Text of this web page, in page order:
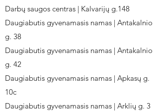
Darbų saugos centras | Kalvarijų g.148
Daugiabutis gyvenamasis namas | Antakalnio
g. 38
Daugiabutis gyvenamasis namas | Antakalnio
g. 42
Daugiabutis gyvenamasis namas | Apkasų g.
10c
Daugiabutis gyvenamasis namas | Arklių g. 3